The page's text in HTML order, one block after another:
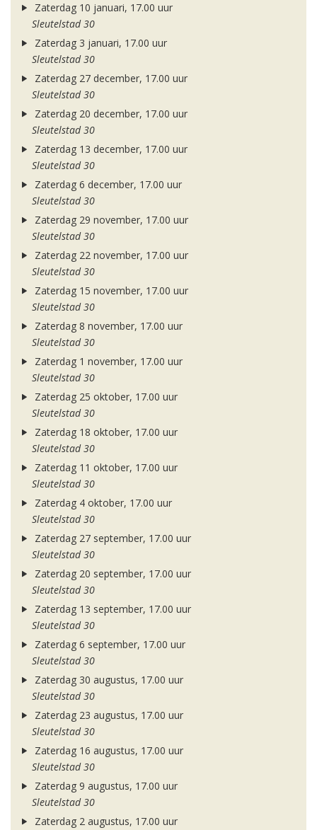
Zaterdag 10 januari, 17.00 uur
Sleutelstad 30
Zaterdag 3 januari, 17.00 uur
Sleutelstad 30
Zaterdag 27 december, 17.00 uur
Sleutelstad 30
Zaterdag 20 december, 17.00 uur
Sleutelstad 30
Zaterdag 13 december, 17.00 uur
Sleutelstad 30
Zaterdag 6 december, 17.00 uur
Sleutelstad 30
Zaterdag 29 november, 17.00 uur
Sleutelstad 30
Zaterdag 22 november, 17.00 uur
Sleutelstad 30
Zaterdag 15 november, 17.00 uur
Sleutelstad 30
Zaterdag 8 november, 17.00 uur
Sleutelstad 30
Zaterdag 1 november, 17.00 uur
Sleutelstad 30
Zaterdag 25 oktober, 17.00 uur
Sleutelstad 30
Zaterdag 18 oktober, 17.00 uur
Sleutelstad 30
Zaterdag 11 oktober, 17.00 uur
Sleutelstad 30
Zaterdag 4 oktober, 17.00 uur
Sleutelstad 30
Zaterdag 27 september, 17.00 uur
Sleutelstad 30
Zaterdag 20 september, 17.00 uur
Sleutelstad 30
Zaterdag 13 september, 17.00 uur
Sleutelstad 30
Zaterdag 6 september, 17.00 uur
Sleutelstad 30
Zaterdag 30 augustus, 17.00 uur
Sleutelstad 30
Zaterdag 23 augustus, 17.00 uur
Sleutelstad 30
Zaterdag 16 augustus, 17.00 uur
Sleutelstad 30
Zaterdag 9 augustus, 17.00 uur
Sleutelstad 30
Zaterdag 2 augustus, 17.00 uur